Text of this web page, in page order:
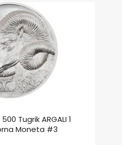
Tugrik ARGALI 1
Moneta #3